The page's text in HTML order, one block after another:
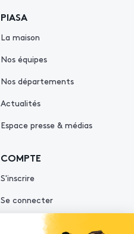
PIASA
La maison
Nos équipes
Nos départements
Actualités
Espace presse & médias
COMPTE
S'inscrire
Se connecter